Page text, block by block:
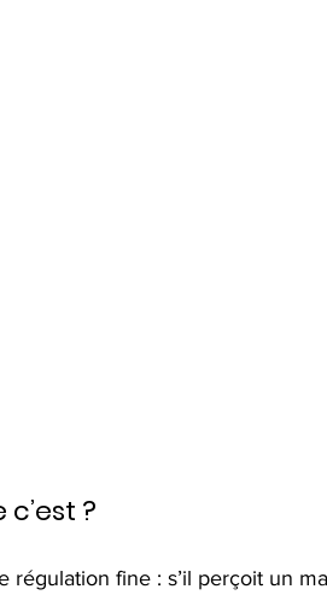
?
fine : s’il perçoit un